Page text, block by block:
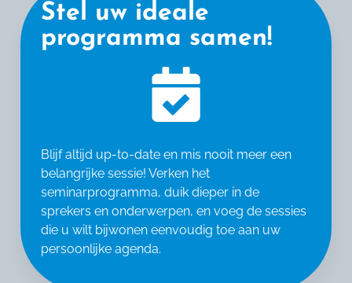
Stel uw ideale
programma samen!
Blijf altijd up-to-date en mis nooit meer een
belangrijke sessie! Verken het
seminarprogramma, duik dieper in de
sprekers en onderwerpen, en voeg de sessies
die u wilt bijwonen eenvoudig toe aan uw
persoonlijke agenda.